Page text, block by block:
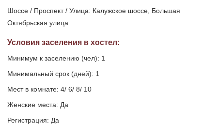
Шоссе / Проспект / Улица: Калужское шоссе, Большая
Октябрьская улица
Условия заселения в хостел:
Минимум к заселению (чел): 1
Минимальный срок (дней): 1
Мест в комнате: 4/ 6/ 8/ 10
Женские места: Да
Регистрация: Да